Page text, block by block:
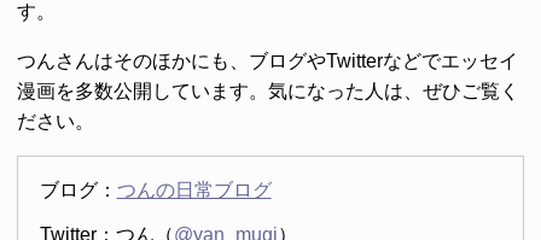
す。
つんさんはそのほかにも、ブログやTwitterなどでエッセイ
漫画を多数公開しています。気になった人は、ぜひご覧く
ださい。
ブログ： つんの日常ブログ
Twitter：つん（@yan_mugi）